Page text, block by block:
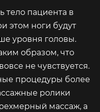
тело пациента в
этом ноги будут
уровня головы.
образом, что
не чувствуется.
процедуры более
ролики
массаж, а